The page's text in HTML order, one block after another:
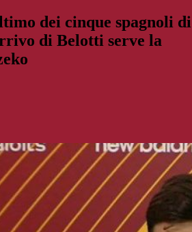
dei cinque spagnoli di
di Belotti serve la